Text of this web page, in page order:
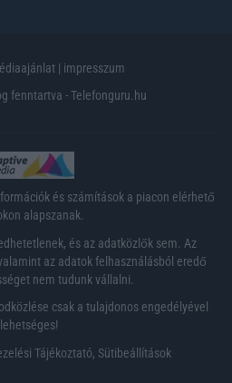
| impresszum
fenntartva - Telefonguru.hu
és számítások a piacon elérhető
alapszanak.
és az adatközlők sem. Az
az adatok felhasználásból eredő
nem tudunk vállalni.
csak a tulajdonos engedélyével
lehetséges!
Tájékoztató, Sütibeállítások